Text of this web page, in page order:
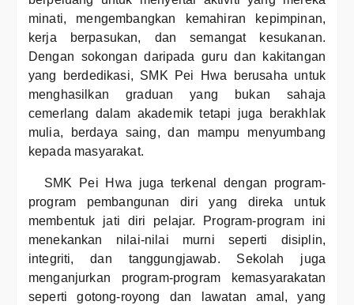
minati, mengembangkan kemahiran kepimpinan,
kerja berpasukan, dan semangat kesukanan.
Dengan sokongan daripada guru dan kakitangan
yang berdedikasi, SMK Pei Hwa berusaha untuk
menghasilkan graduan yang bukan sahaja
cemerlang dalam akademik tetapi juga berakhlak
mulia, berdaya saing, dan mampu menyumbang
kepada masyarakat.
SMK Pei Hwa juga terkenal dengan program-
program pembangunan diri yang direka untuk
membentuk jati diri pelajar. Program-program ini
menekankan nilai-nilai murni seperti disiplin,
integriti, dan tanggungjawab. Sekolah juga
menganjurkan program-program kemasyarakatan
seperti gotong-royong dan lawatan amal, yang